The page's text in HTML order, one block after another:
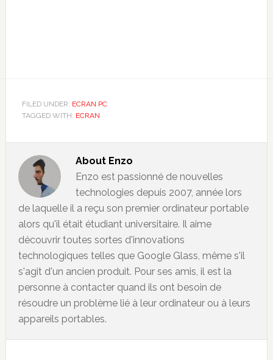
FILED UNDER: ECRAN PC
TAGGED WITH: ECRAN
About Enzo
Enzo est passionné de nouvelles
technologies depuis 2007, année lors
de laquelle il a reçu son premier ordinateur portable
alors qu'il était étudiant universitaire. Il aime
découvrir toutes sortes d'innovations
technologiques telles que Google Glass, même s'il
s'agit d'un ancien produit. Pour ses amis, il est la
personne à contacter quand ils ont besoin de
résoudre un problème lié à leur ordinateur ou à leurs
appareils portables.